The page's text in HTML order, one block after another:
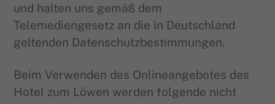
und halten uns gemäß dem
Telemediengesetz an die in Deutschland
geltenden Datenschutzbestimmungen.
Beim Verwenden des Onlineangebotes des
Hotel zum Löwen werden folgende nicht